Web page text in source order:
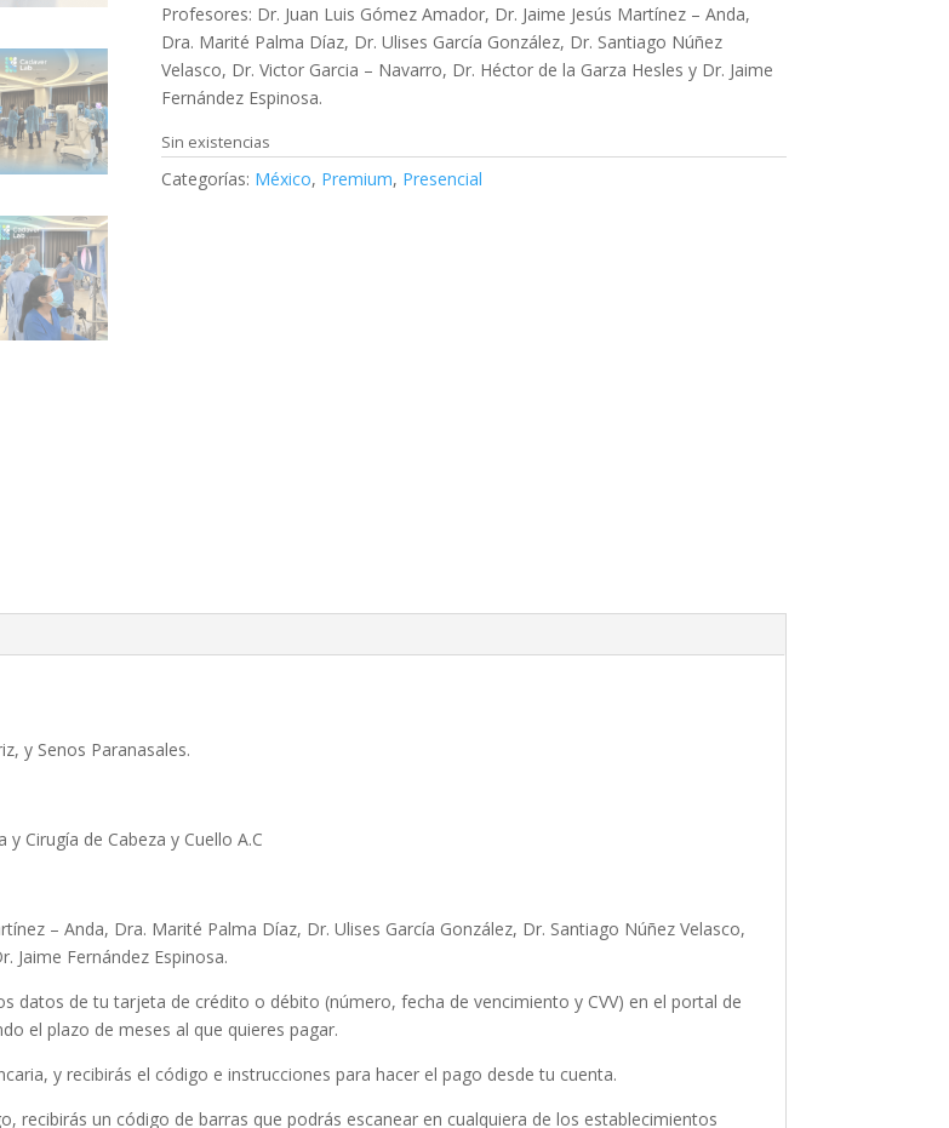
Profesores: Dr. Juan Luis Gómez Amador, Dr. Jaime Jesús Martínez – Anda,
Dra. Marité Palma Díaz, Dr. Ulises García González, Dr. Santiago Núñez
Velasco, Dr. Victor Garcia – Navarro, Dr. Héctor de la Garza Hesles y Dr. Jaime
Fernández Espinosa.
Sin existencias
Categorías: México, Premium, Presencial
y Senos Paranasales.
Cirugía de Cabeza y Cuello A.C
– Anda, Dra. Marité Palma Díaz, Dr. Ulises García González, Dr. Santiago Núñez Velasco,
Jaime Fernández Espinosa.
datos de tu tarjeta de crédito o débito (número, fecha de vencimiento y CVV) en el portal de
el plazo de meses al que quieres pagar.
y recibirás el código e instrucciones para hacer el pago desde tu cuenta.
recibirás un código de barras que podrás escanear en cualquiera de los establecimientos